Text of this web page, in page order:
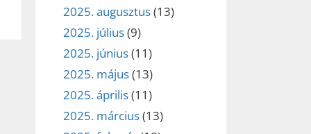
2025. augusztus(13)
2025. július(9)
2025. június(11)
2025. május(13)
2025. április(11)
2025. március(13)